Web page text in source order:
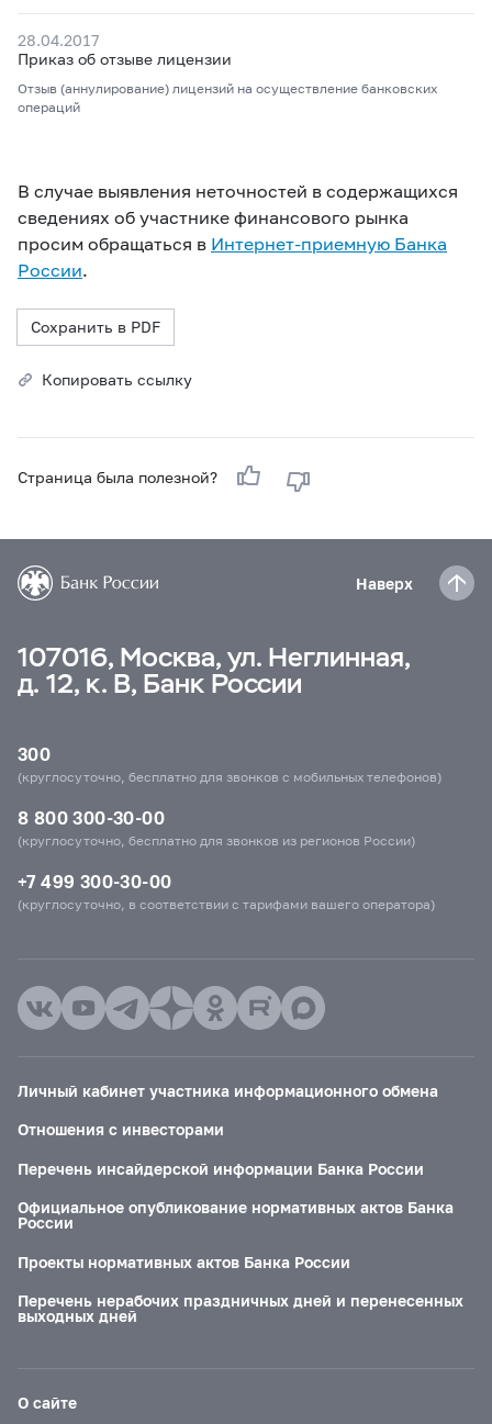
28.04.2017
Приказ об отзыве лицензии
Отзыв (аннулирование) лицензий на осуществление банковских
операций
В случае выявления неточностей в содержащихся
сведениях об участнике финансового рынка
просим обращаться в Интернет-приемную Банка
России.
Сохранить в PDF
Копировать ссылку
Страница была полезной?
Наверх
107016, Москва, ул. Неглинная,
д. 12, к. В, Банк России
300
(круглосуточно, бесплатно для звонков с мобильных телефонов)
8 800 300-30-00
(круглосуточно, бесплатно для звонков из регионов России)
+7 499 300-30-00
(круглосуточно, в соответствии с тарифами вашего оператора)
Личный кабинет участника информационного обмена
Отношения с инвесторами
Перечень инсайдерской информации Банка России
Официальное опубликование нормативных актов Банка
России
Проекты нормативных актов Банка России
Перечень нерабочих праздничных дней и перенесенных
выходных дней
О сайте